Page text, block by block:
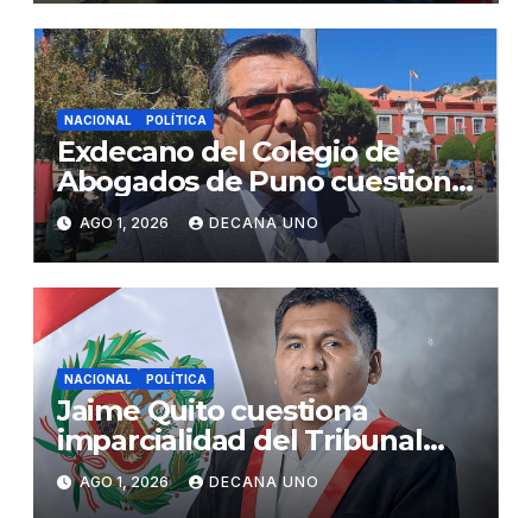
NACIONAL POLÍTICA
Exdecano del Colegio de
Abogados de Puno cuestiona
propuestas sobre seguridad
ciudadana
AGO 1, 2026 DECANA UNO
NACIONAL POLÍTICA
Jaime Quito cuestiona
imparcialidad del Tribunal
Constitucional tras liberación
de Ollanta Humala
AGO 1, 2026 DECANA UNO